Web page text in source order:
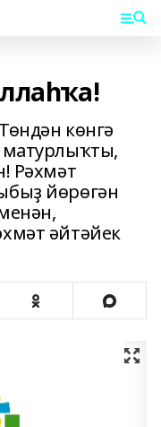
көнгә
матурлыҡты,
Рәхмәт
йөрөгән
әйтәйек